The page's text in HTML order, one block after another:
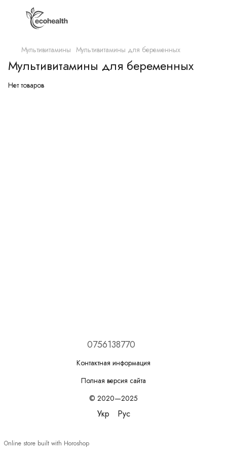
Мультивитамины Мультивитамины для беременных
Мультивитамины для беременных
Нет товаров
0756138770
Контактная информация
Полная версия сайта
© 2020—2025
Укр Рус
Online store built with Horoshop